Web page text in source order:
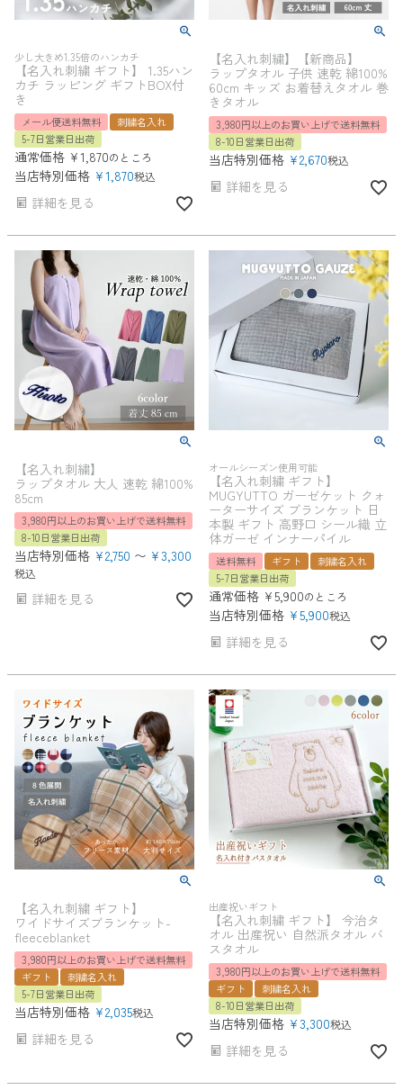
少し大きめ1.35倍のハンカチ
【名入れ刺繍 ギフト】 1.35ハン
カチ ラッピング ギフトBOX付
き
メール便送料無料
刺繍名入れ
5-7日営業日出荷
通常価格 ¥1,870のところ
当店特別価格 ¥1,870税込
詳細を見る
【名入れ刺繍】【新商品】
ラップタオル 子供 速乾 綿100%
60cm キッズ お着替えタオル 巻
きタオル
3,980円以上のお買い上げで送料無料
8-10日営業日出荷
当店特別価格 ¥2,670税込
詳細を見る
【名入れ刺繍】
ラップタオル 大人 速乾 綿100%
85cm
3,980円以上のお買い上げで送料無料
8-10日営業日出荷
当店特別価格 ¥2,750 〜 ¥3,300
税込
詳細を見る
オールシーズン使用可能
【名入れ刺繍 ギフト】
MUGYUTTO ガーゼケット クォ
ーターサイズ ブランケット 日
本製 ギフト 高野口 シール織 立
体ガーゼ インナーパイル
送料無料 ギフト
刺繍名入れ
5-7日営業日出荷
通常価格 ¥5,900のところ
当店特別価格 ¥5,900税込
詳細を見る
【名入れ刺繍 ギフト】
ワイドサイズブランケット-
fleeceblanket
3,980円以上のお買い上げで送料無料
ギフト
刺繍名入れ
5-7日営業日出荷
当店特別価格 ¥2,035税込
詳細を見る
出産祝いギフト
【名入れ刺繍 ギフト】 今治タ
オル 出産祝い 自然派タオル バ
スタオル
3,980円以上のお買い上げで送料無料
ギフト
刺繍名入れ
8-10日営業日出荷
当店特別価格 ¥3,300税込
詳細を見る